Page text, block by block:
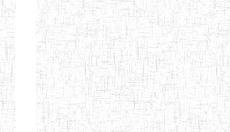
d'enseignement
secondaire
technique
et
professionnel
ESTP
Etablissements